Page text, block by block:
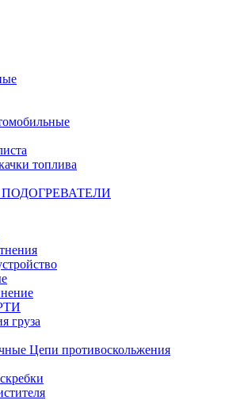
топлива
груза
Цепи противоскольжения